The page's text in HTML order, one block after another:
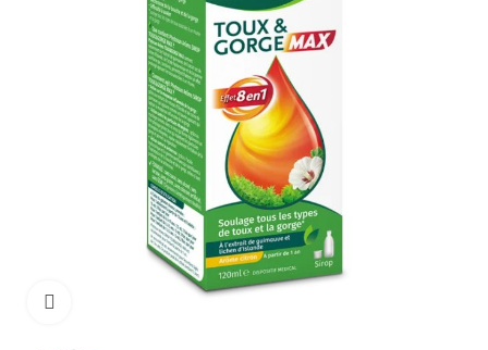
Cliquez pour agrandir